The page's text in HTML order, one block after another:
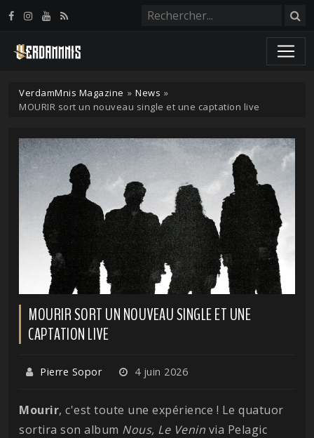
VerdamMnis Magazine » News »
MOURIR sort un nouveau single et une captation live
MOURIR SORT UN NOUVEAU SINGLE ET UNE
CAPTATION LIVE
Pierre Sopor 4 juin 2026
Mourir, c'est toute une expérience ! Le quatuor
sortira son album Nous, Le Venin via Pelagic
Panneau de gestion des cookies